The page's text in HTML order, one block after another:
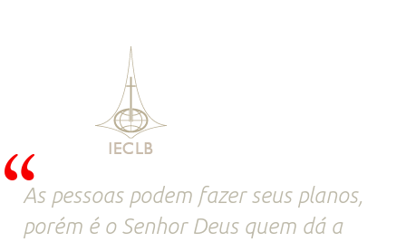
As pessoas podem fazer seus planos,
porém é o Senhor Deus quem dá a